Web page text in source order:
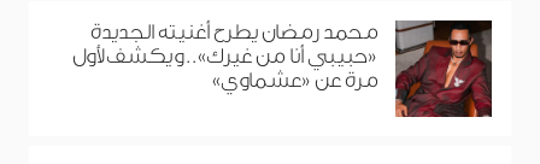
محمد رمضان يطرح أغنيته الجديدة
«حبيبي أنا من غيرك».. ويكشف لأول
مرة عن «عشماوي»